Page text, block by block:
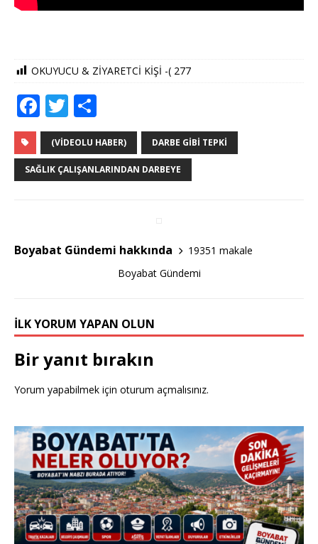
OKUYUCU & ZİYARETCİ KİŞİ -( 277
F
a
c
e
o
k
T
w
it
te
h
ar
e
(VIDEOLU HABER) DARBE GIBI TEPKI
SAĞLIK ÇALIŞANLARINDAN DARBEYE
Boyabat Gündemi hakkında
19351 makale
Boyabat Gündemi
İLK YORUM YAPAN OLUN
Bir yanıt bırakın
Yorum yapabilmek için oturum açmalısınız.